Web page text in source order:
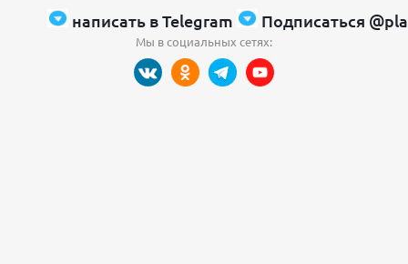
написать в Telegram Подписаться
Мы в социальных сетях: